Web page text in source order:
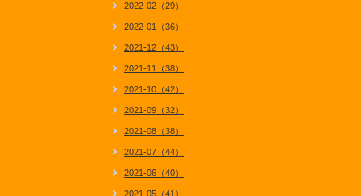
2022-02（29）
2022-01（36）
2021-12（43）
2021-11（38）
2021-10（42）
2021-09（32）
2021-08（38）
2021-07（44）
2021-06（40）
2021-05（41）